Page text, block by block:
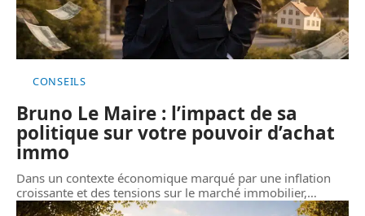
CONSEILS
Bruno Le Maire : l’impact de sa
politique sur votre pouvoir d’achat
immo
Dans un contexte économique marqué par une inflation
croissante et des tensions sur le marché immobilier,…